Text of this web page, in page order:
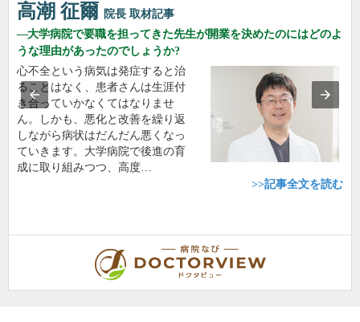
高潮 征爾 院長 取材記事
大学病院で要職を担ってきた先生が開業を決めたのにはどのよ
うな理由があったのでしょうか?
心不全という病気は発症すると治
ることはなく、患者さんは生涯付
き合っていかなくてはなりませ
ん。しかも、悪化と改善を繰り返
しながら病状はだんだん悪くなっ
ていきます。大学病院で後進の育
成に取り組みつつ、高度…
>>記事全文を読む